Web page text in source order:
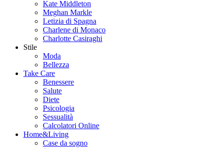
Kate Middleton
Meghan Markle
Letizia di Spagna
Charlene di Monaco
Charlotte Casiraghi
Stile
Moda
Bellezza
Take Care
Benessere
Salute
Diete
Psicologia
Sessualità
Calcolatori Online
Home&Living
Case da sogno